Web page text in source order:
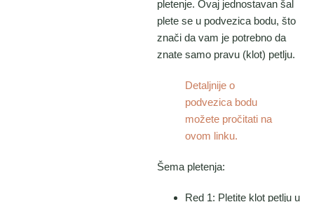
pletenje. Ovaj jednostavan šal
plete se u podvezica bodu, što
znači da vam je potrebno da
znate samo pravu (klot) petlju.
Detaljnije o
podvezica bodu
možete pročitati na
ovom linku.
Šema pletenja:
Red 1: Pletite klot petlju u